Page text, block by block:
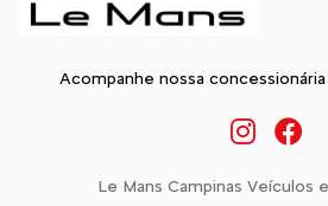
Acompanhe nossa concessionária
Le Mans Campinas Veículos